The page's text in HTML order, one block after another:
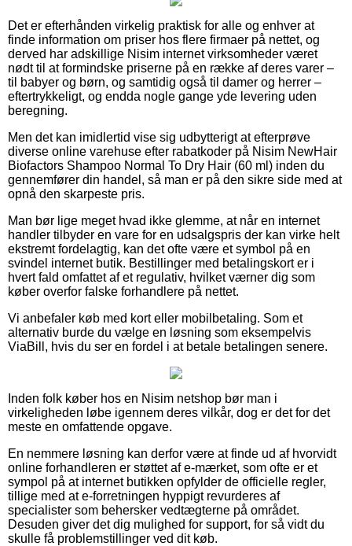
Det er efterhånden virkelig praktisk for alle og enhver at
finde information om priser hos flere firmaer på nettet, og
derved har adskillige Nisim internet virksomheder været
nødt til at formindske priserne på en række af deres varer –
til babyer og børn, og samtidig også til damer og herrer –
eftertrykkeligt, og endda nogle gange yde levering uden
beregning.
Men det kan imidlertid vise sig udbytterigt at efterprøve
diverse online varehuse efter rabatkoder på Nisim NewHair
Biofactors Shampoo Normal To Dry Hair (60 ml) inden du
gennemfører din handel, så man er på den sikre side med at
opnå den skarpeste pris.
Man bør lige meget hvad ikke glemme, at når en internet
handler tilbyder en vare for en udsalgspris der kan virke helt
ekstremt fordelagtig, kan det ofte være et symbol på en
svindel internet butik. Bestillinger med betalingskort er i
hvert fald omfattet af et regulativ, hvilket værner dig som
køber overfor falske forhandlere på nettet.
Vi anbefaler køb med kort eller mobilbetaling. Som et
alternativ burde du vælge en løsning som eksempelvis
ViaBill, hvis du ser en fordel i at betale betalingen senere.
Inden folk køber hos en Nisim netshop bør man i
virkeligheden løbe igennem deres vilkår, dog er det for det
meste en omfattende opgave.
En nemmere løsning kan derfor være at finde ud af hvorvidt
online forhandleren er støttet af e-mærket, som ofte er et
sympol på at internet butikken opfylder de officielle regler,
tillige med at e-forretningen hyppigt revurderes af
specialister som behersker vedtægterne på området.
Desuden giver det dig mulighed for support, for så vidt du
skulle få problemstillinger ved dit køb.